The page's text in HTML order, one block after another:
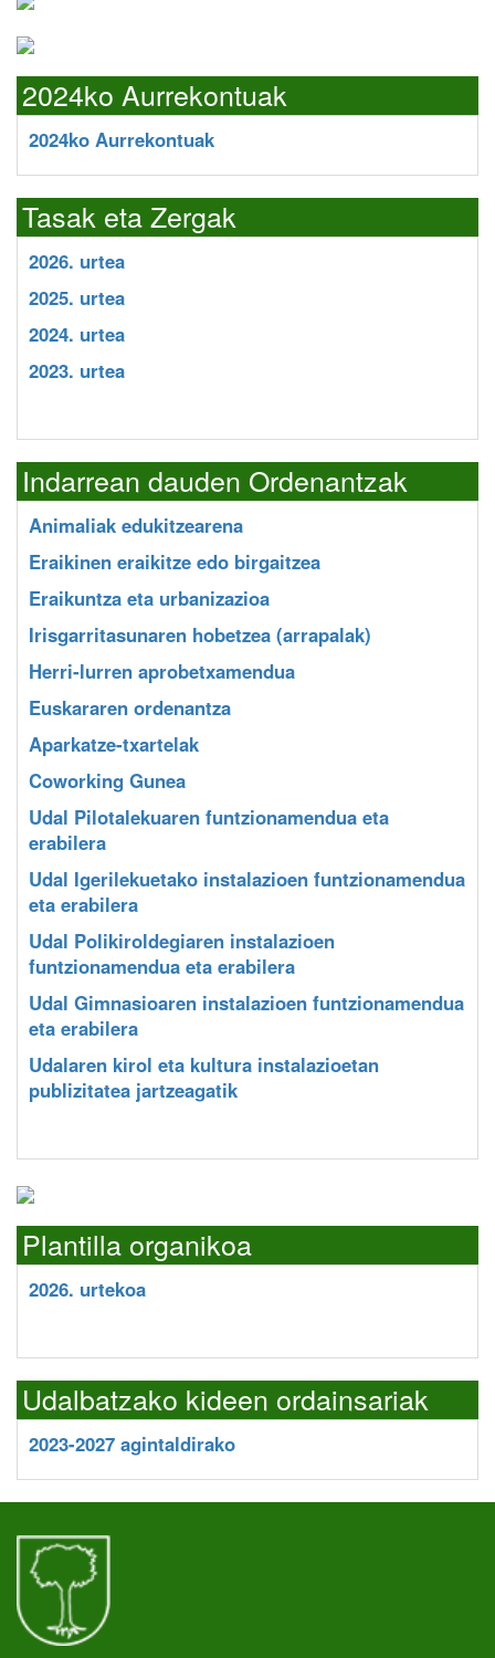
2024ko Aurrekontuak
2024ko Aurrekontuak
Tasak eta Zergak
2026. urtea
2025. urtea
2024. urtea
2023. urtea
Indarrean dauden Ordenantzak
Animaliak edukitzearena
Eraikinen eraikitze edo birgaitzea
Eraikuntza eta urbanizazioa
Irisgarritasunaren hobetzea (arrapalak)
Herri-lurren aprobetxamendua
Euskararen ordenantza
Aparkatze-txartelak
Coworking Gunea
Udal Pilotalekuaren funtzionamendua eta
erabilera
Udal Igerilekuetako instalazioen funtzionamendua
eta erabilera
Udal Polikiroldegiaren instalazioen
funtzionamendua eta erabilera
Udal Gimnasioaren instalazioen funtzionamendua
eta erabilera
Udalaren kirol eta kultura instalazioetan
publizitatea jartzeagatik
Plantilla organikoa
2026. urtekoa
Udalbatzako kideen ordainsariak
2023-2027 agintaldirako